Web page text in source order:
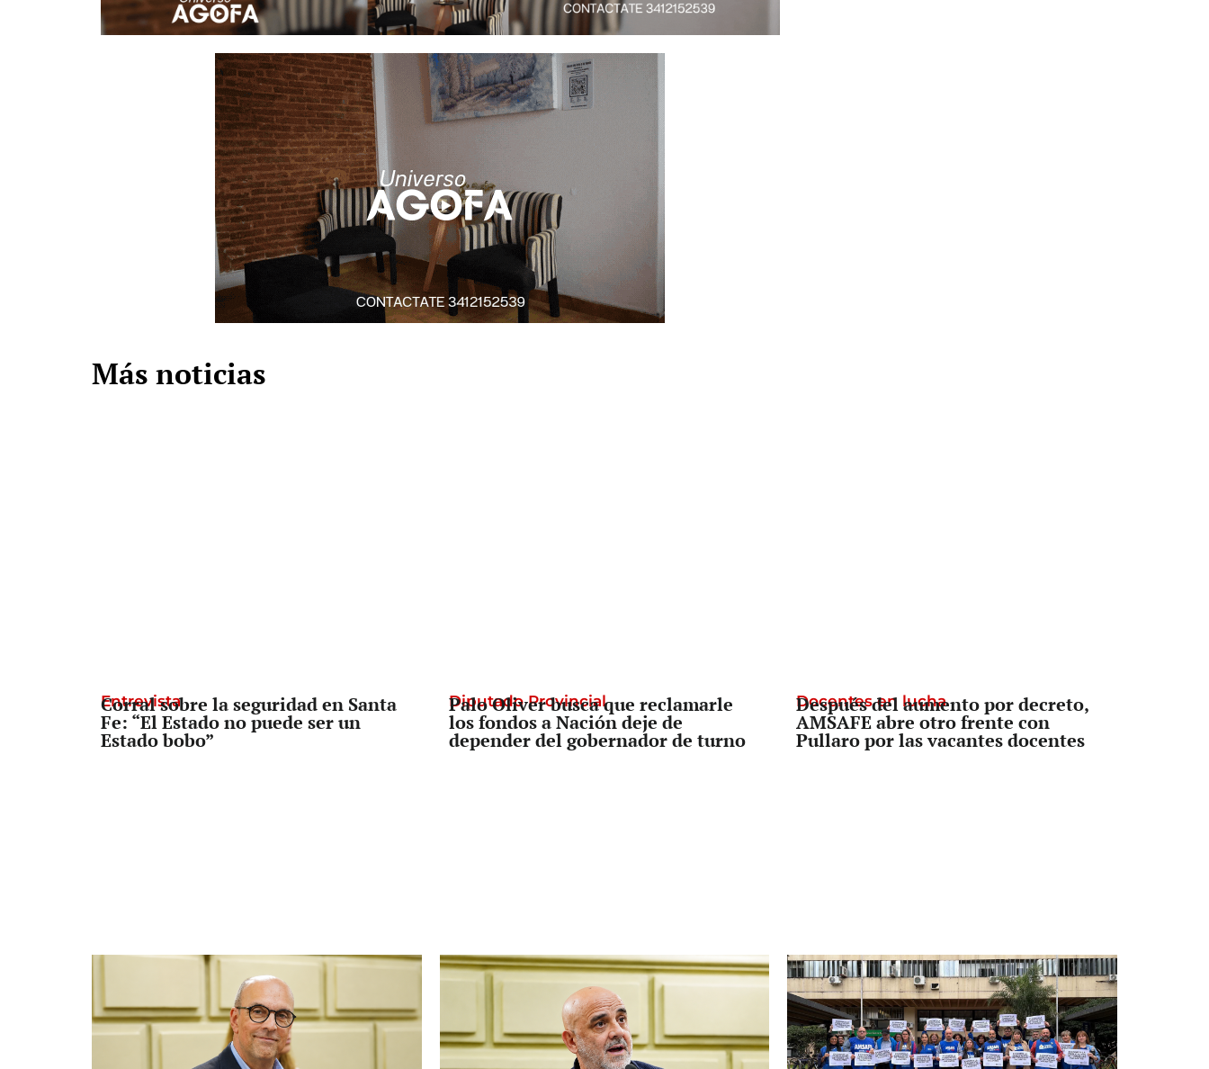
Más noticias
Entrevista
Corral sobre la seguridad en Santa
Fe: “El Estado no puede ser un
Estado bobo”
Diputado Provincial
Palo Oliver busca que reclamarle
los fondos a Nación deje de
depender del gobernador de turno
Docentes en lucha
Después del aumento por decreto,
AMSAFE abre otro frente con
Pullaro por las vacantes docentes
Politica Sindical Entrevista Freno a Pullaro